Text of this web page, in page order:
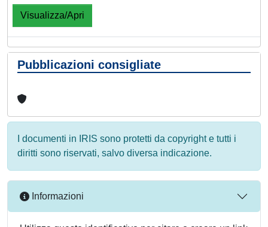
Visualizza/Apri
Pubblicazioni consigliate
I documenti in IRIS sono protetti da copyright e tutti i
diritti sono riservati, salvo diversa indicazione.
Informazioni